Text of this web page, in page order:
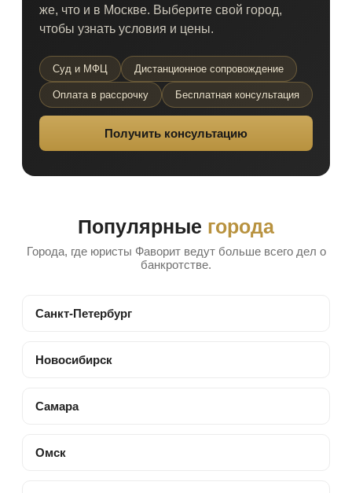
же, что и в Москве. Выберите свой город,
чтобы узнать условия и цены.
Суд и МФЦ Дистанционное сопровождение
Оплата в рассрочку Бесплатная консультация
Получить консультацию
Популярные города
Города, где юристы Фаворит ведут больше всего дел о
банкротстве.
Санкт-Петербург
Новосибирск
Самара
Омск